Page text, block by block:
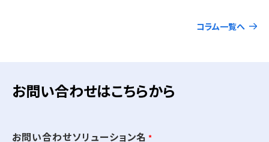
コラム一覧へ
お問い合わせはこちらから
お問い合わせソリューション名